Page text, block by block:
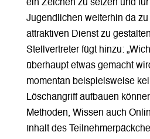
ein Zeichen zu setzen und
Jugendlichen weiterhin da
attraktiven Dienst zu
Stellvertreter fügt hinzu:
überhaupt etwas gemacht
momentan beispielsweise
Löschangriff aufbauen
Methoden, Wissen auch
Inhalt des